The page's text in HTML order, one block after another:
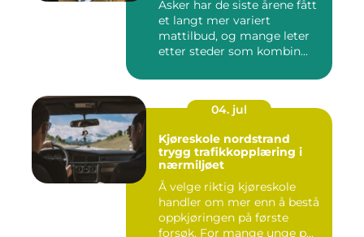
Asker har de siste årene fått
et langt mer variert
mattilbud, og mange leter
etter steder som kombin...
04. jul
Kjøreskole nordstrand
trygg trafikkopplæring i
nærmiljøet
Å velge riktig kjøreskole
handler om mer enn å bestå
oppkjøringen på første
forsøk. For mange unge p...